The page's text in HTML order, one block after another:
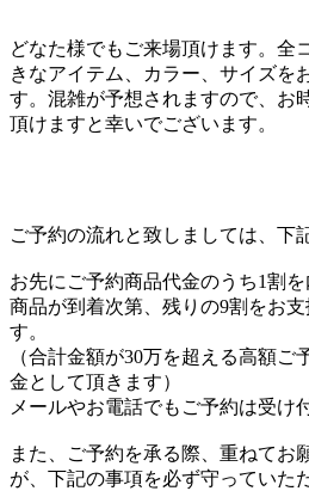
どなた様でもご来場頂けます。全
きなアイテム、カラー、サイズを
す。混雑が予想されますので、お
頂けますと幸いでございます。
ご予約の流れと致しましては、下
お先にご予約商品代金のうち1割を
商品が到着次第、残りの9割をお
す。
（合計金額が30万を超える高額ご
金として頂きます）
メールやお電話でもご予約は受け
また、ご予約を承る際、重ねてお
が、下記の事項を必ず守っていた